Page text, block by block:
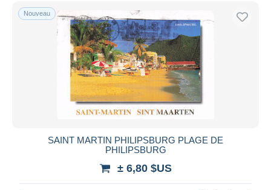
Uniquement en réduction
Livraison gratuite
Méthodes de paiement
PayPal
Virement bancaire
Visa
Mastercard
iDeal
Nouveau
SAINT MARTIN PHILIPSBURG PLAGE DE
PHILIPSBURG
± 6,80 $US